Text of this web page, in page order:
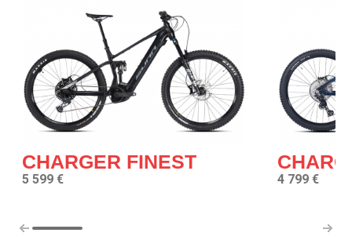
CHARGER FINEST
5 599 € 4 799 €